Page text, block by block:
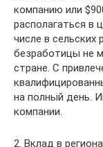
компанию или
располагаться в
числе в сельских
безработицы не
стране. С
на полный день.
компании.
2. Вклад в